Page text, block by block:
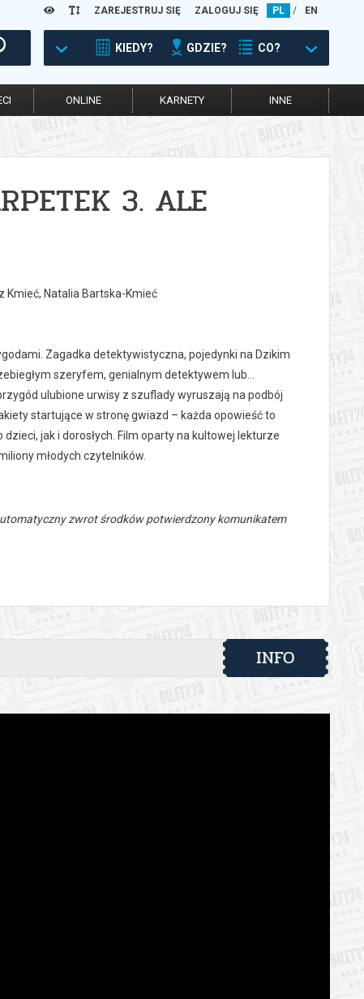
ZAREJESTRUJ SIĘ ZALOGUJ SIĘ PL / EN
KIEDY? GDZIE? CO?
ONLINE KARNETY INNE
3. ALE
Kmieć, Natalia Bartska-Kmieć
Zagadka detektywistyczna, pojedynki na Dzikim
szeryfem, genialnym detektywem lub…
ulubione urwisy z szuflady wyruszają na podbój
startujące w stronę gwiazd – każda opowieść to
jak i dorosłych. Film oparty na kultowej lekturze
młodych czytelników.
zwrot środków potwierdzony komunikatem
INFO